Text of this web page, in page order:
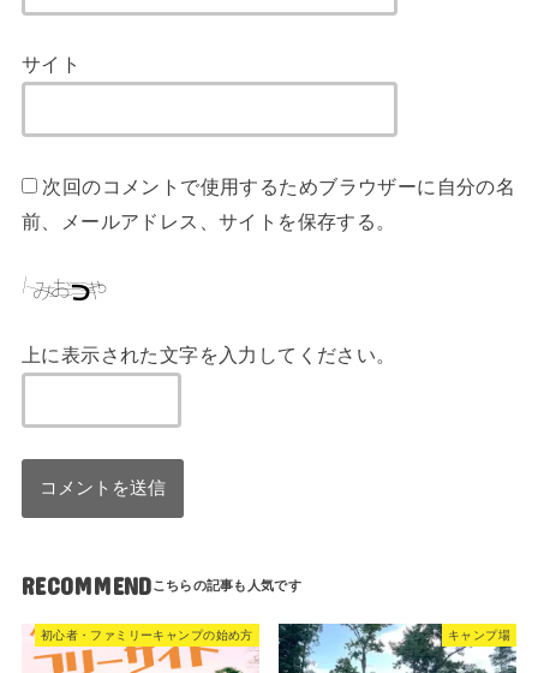
サイト
次回のコメントで使用するためブラウザーに自分の名
前、メールアドレス、サイトを保存する。
上に表示された文字を入力してください。
RECOMMEND
初心者・ファミリーキャンプの始め方 キャンプ場